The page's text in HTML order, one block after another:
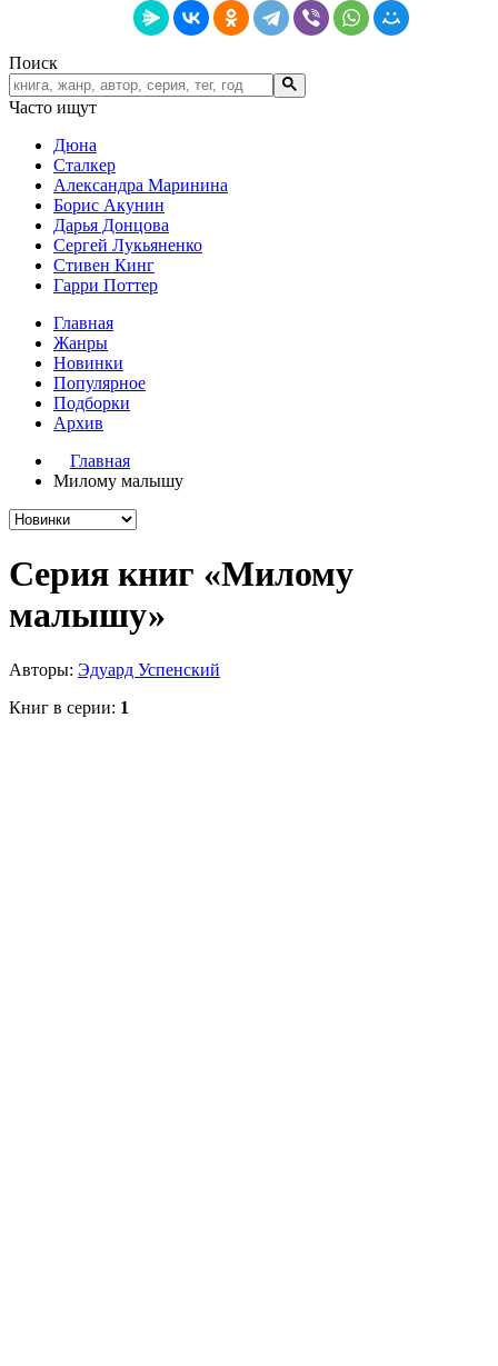
Поиск
Часто ищут
Дюна
Сталкер
Александра Маринина
Борис Акунин
Дарья Донцова
Сергей Лукьяненко
Стивен Кинг
Гарри Поттер
Главная
Жанры
Новинки
Популярное
Подборки
Архив
Главная
Милому малышу
Серия книг «Милому
малышу»
Авторы: Эдуард Успенский
Книг в серии: 1